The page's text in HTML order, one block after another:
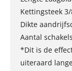
Kettingsteek 3/
Dikte
Aantal
*Dit is de
uiteraard